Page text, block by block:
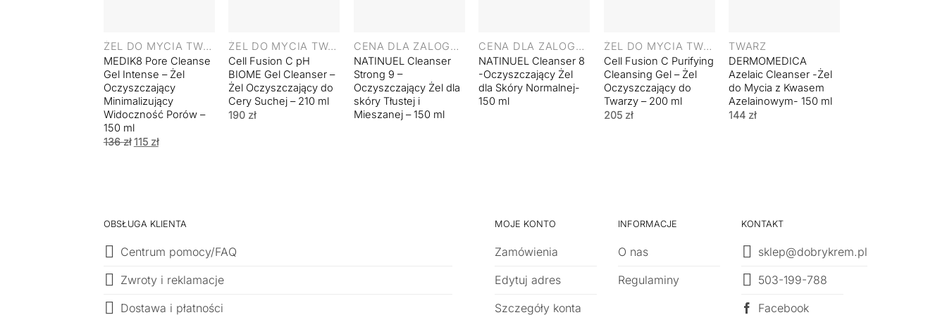
ŻEL DO MYCIA TWARZY
MEDIK8 Pore Cleanse
Gel Intense – Żel
Oczyszczający
Minimalizujący
Widoczność Porów –
150 ml
136zł Pierwotna
cena
115 złAktualna
cena
ŻEL DO MYCIA TWARZY
Cell Fusion C pH
BIOME Gel Cleanser –
Żel Oczyszczający do
Cery Suchej – 210 ml
190 zł
CENA DLA ZALOGOWANYCH UŻYTKOWNIKÓW
NATINUEL Cleanser
Strong 9 –
Oczyszczający Żel dla
skóry Tłustej i
Mieszanej – 150 ml
CENA DLA ZALOGOWANYCH UŻYTKOWNIKÓW
NATINUEL Cleanser 8
-Oczyszczający Żel
dla Skóry Normalnej-
150 ml
ŻEL DO MYCIA TWARZY
Cell Fusion C Purifying
Cleansing Gel – Żel
Oczyszczający do
Twarzy – 200 ml
205 zł
TWARZ
DERMOMEDICA
Azelaic Cleanser -Żel
do Mycia z Kwasem
Azelainowym- 150 ml
144 zł
OBSŁUGA KLIENTA
Centrum pomocy/FAQ
Zwroty i reklamacje
Dostawa i płatności
MOJE KONTO
Zamówienia
Edytuj adres
Szczegóły konta
INFORMACJE
O nas
Regulaminy
KONTAKT
sklep@dobrykrem.pl
503-199-788
Facebook